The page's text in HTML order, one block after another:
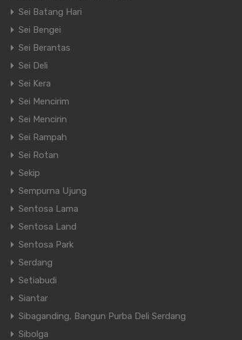
Ruas yang wajib ditandai
Email
Sei Batang Hari
Sei Bengei
Sei Berantas
Sei Deli
Sei Kera
Sei Mencirim
Sei Mencirin
Sei Rampah
Sei Rotan
Sekip
Sempurna Ujung
Sentosa Lama
Sentosa Land
Sentosa Park
Serdang
Setiabudi
Siantar
Sibaganding, Bangun Purba Deli Serdang
Sibolga